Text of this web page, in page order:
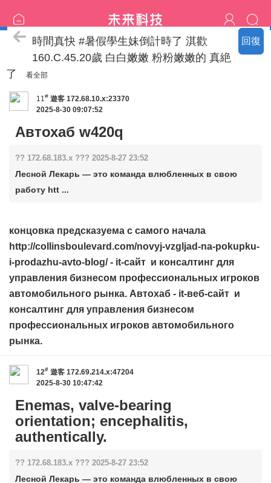
回復
臺北の新北名單
時間真快 #暑假學生妹倒計時了 淇歡
160.C.45.20歲 白白嫩嫩 粉粉嫩嫩的 真絶
了
看全部
11# 遊客 172.68.10.x:23370
2025-8-30 09:07:52
Автохаб w420q
?? 172.68.183.x ??? 2025-8-27 23:52
Лесной Лекарь — это команда влюбленных в свою
работу htt ...
концовка предсказуема с самого начала
http://collinsboulevard.com/novyj-vzgljad-na-pokupku-
i-prodazhu-avto-blog/- it-сайт и консалтинг для
управления бизнесом профессиональных игроков
автомобильного рынка. Автохаб - it-веб-сайт и
консалтинг для управления бизнесом
профессиональных игроков автомобильного
рынка.
12# 遊客 172.69.214.x:47204
2025-8-30 10:47:42
Enemas, valve-bearing
orientation; encephalitis,
authentically.
?? 172.68.183.x ??? 2025-8-27 23:52
Лесной Лекарь — это команда влюбленных в свою